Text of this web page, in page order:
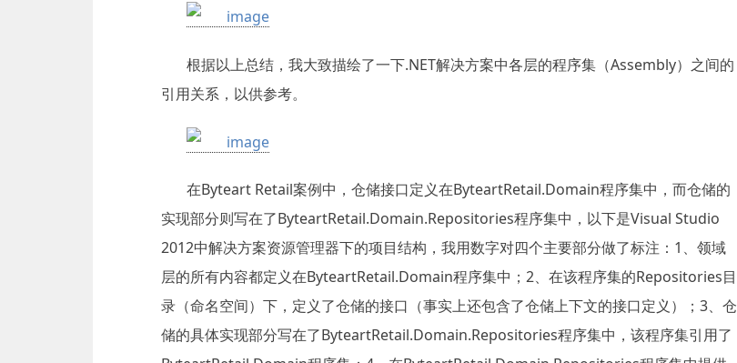
根据以上总结，我大致描绘了一下.NET解决方案中各层的程序集（Assembly）之间的
引用关系，以供参考。
在Byteart Retail案例中，仓储接口定义在ByteartRetail.Domain程序集中，而仓储的
实现部分则写在了ByteartRetail.Domain.Repositories程序集中，以下是Visual Studio
2012中解决方案资源管理器下的项目结构，我用数字对四个主要部分做了标注：1、领域
层的所有内容都定义在ByteartRetail.Domain程序集中；2、在该程序集的Repositories目
录（命名空间）下，定义了仓储的接口（事实上还包含了仓储上下文的接口定义）；3、仓
储的具体实现部分写在了ByteartRetail.Domain.Repositories程序集中，该程序集引用了